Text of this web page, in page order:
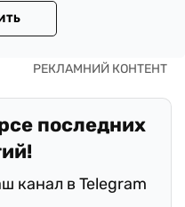
последних
канал в Telegram